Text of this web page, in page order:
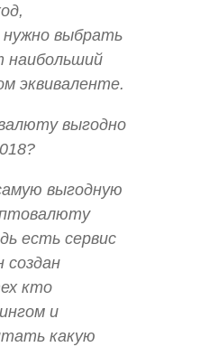
выбрать
наибольший
эквиваленте.
выгодно
выгодную
есть сервис
создан
кто
и
какую